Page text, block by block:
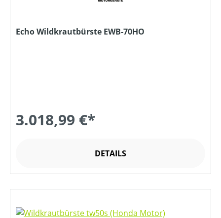
Echo Wildkrautbürste EWB-70HO
3.018,99 €*
DETAILS